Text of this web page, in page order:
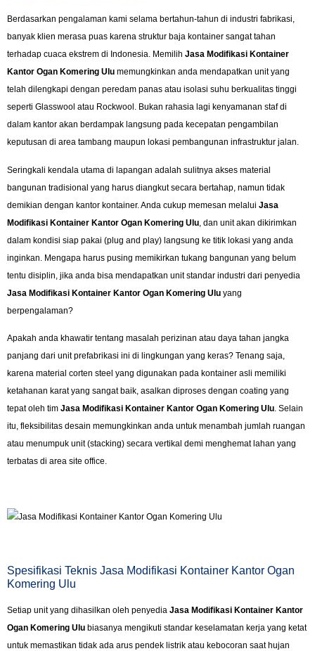
Berdasarkan pengalaman kami selama bertahun-tahun di industri fabrikasi,
banyak klien merasa puas karena struktur baja kontainer sangat tahan
terhadap cuaca ekstrem di Indonesia. Memilih Jasa Modifikasi Kontainer
Kantor Ogan Komering Ulu memungkinkan anda mendapatkan unit yang
telah dilengkapi dengan peredam panas atau isolasi suhu berkualitas tinggi
seperti Glasswool atau Rockwool. Bukan rahasia lagi kenyamanan staf di
dalam kantor akan berdampak langsung pada kecepatan pengambilan
keputusan di area tambang maupun lokasi pembangunan infrastruktur jalan.
Seringkali kendala utama di lapangan adalah sulitnya akses material
bangunan tradisional yang harus diangkut secara bertahap, namun tidak
demikian dengan kantor kontainer. Anda cukup memesan melalui Jasa
Modifikasi Kontainer Kantor Ogan Komering Ulu , dan unit akan dikirimkan
dalam kondisi siap pakai (plug and play) langsung ke titik lokasi yang anda
inginkan. Mengapa harus pusing memikirkan tukang bangunan yang belum
tentu disiplin, jika anda bisa mendapatkan unit standar industri dari penyedia
Jasa Modifikasi Kontainer Kantor Ogan Komering Ulu yang
berpengalaman?
Apakah anda khawatir tentang masalah perizinan atau daya tahan jangka
panjang dari unit prefabrikasi ini di lingkungan yang keras? Tenang saja,
karena material corten steel yang digunakan pada kontainer asli memiliki
ketahanan karat yang sangat baik, asalkan diproses dengan coating yang
tepat oleh tim Jasa Modifikasi Kontainer Kantor Ogan Komering Ulu. Selain
itu, fleksibilitas desain memungkinkan anda untuk menambah jumlah ruangan
atau menumpuk unit (stacking) secara vertikal demi menghemat lahan yang
terbatas di area site office.
Spesifikasi Teknis Jasa Modifikasi Kontainer Kantor Ogan
Komering Ulu
Setiap unit yang dihasilkan oleh penyedia Jasa Modifikasi Kontainer Kantor
Ogan Komering Ulu biasanya mengikuti standar keselamatan kerja yang ketat
untuk memastikan tidak ada arus pendek listrik atau kebocoran saat hujan